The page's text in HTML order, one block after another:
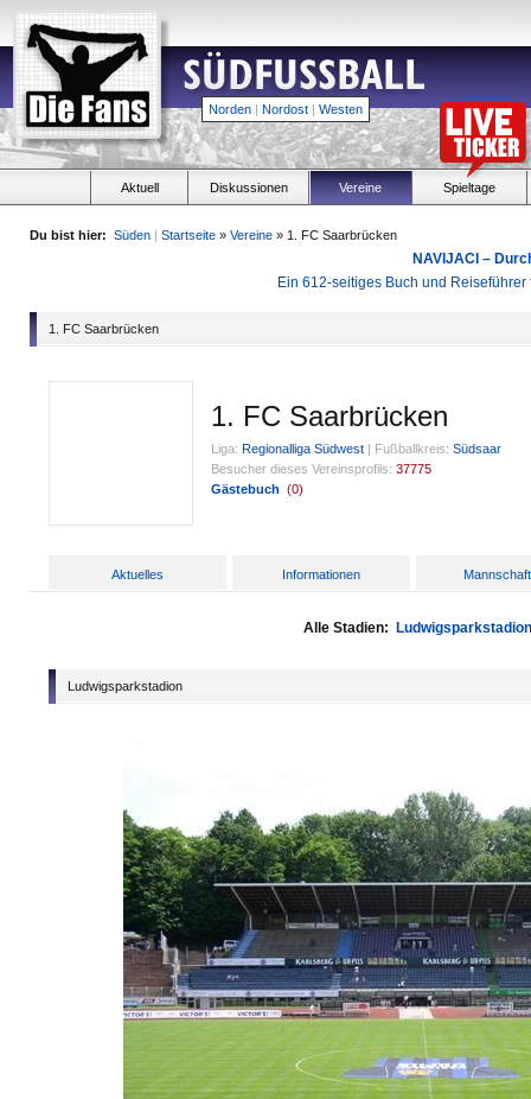
Norden | Nordost | Westen
Aktuell Diskussionen Vereine Spieltage
Du bist hier: Süden | Startseite » Vereine » 1. FC Saarbrücken
NAVIJACI –
Ein 612-seitiges Buch und
1. FC Saarbrücken
1. FC Saarbrücken
Liga: Regionalliga Südwest | Fußballkreis: Südsaar
Besucher dieses Vereinsprofils: 37775
Gästebuch (0)
Aktuelles Informationen
Alle Stadien:
Ludwigsparkstadion